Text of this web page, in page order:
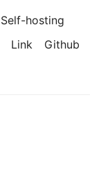
Self-hosting
Link
Github